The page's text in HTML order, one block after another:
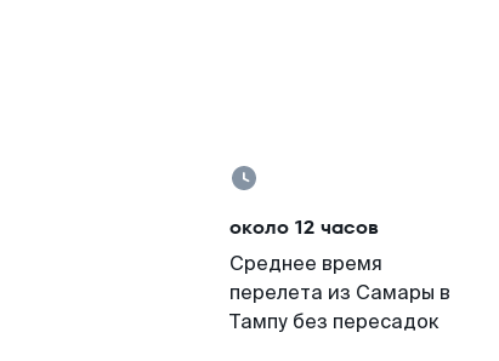
около 12 часов
Среднее время
перелета из Самары в
Тампу без пересадок